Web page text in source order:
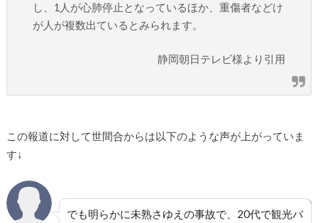
し、1人が心肺停止となっているほか、重傷者などけ
が人が複数出ているとみられます。
静岡朝日テレビ様より引用
この報道に対して世間合からは以下のような声が上がっていま
す↓
でも明らかに未熟さゆえの事故で、20代で観光バ